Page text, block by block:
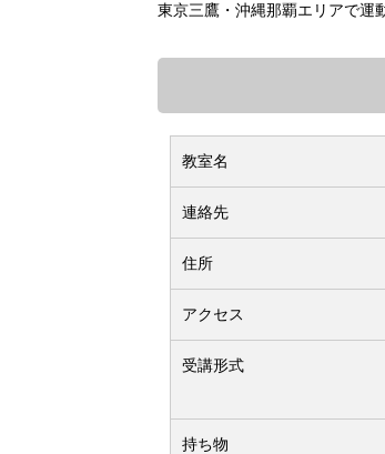
東京三鷹・沖縄那覇エリアで運
教室名
連絡先
住所
アクセス
受講形式
持ち物